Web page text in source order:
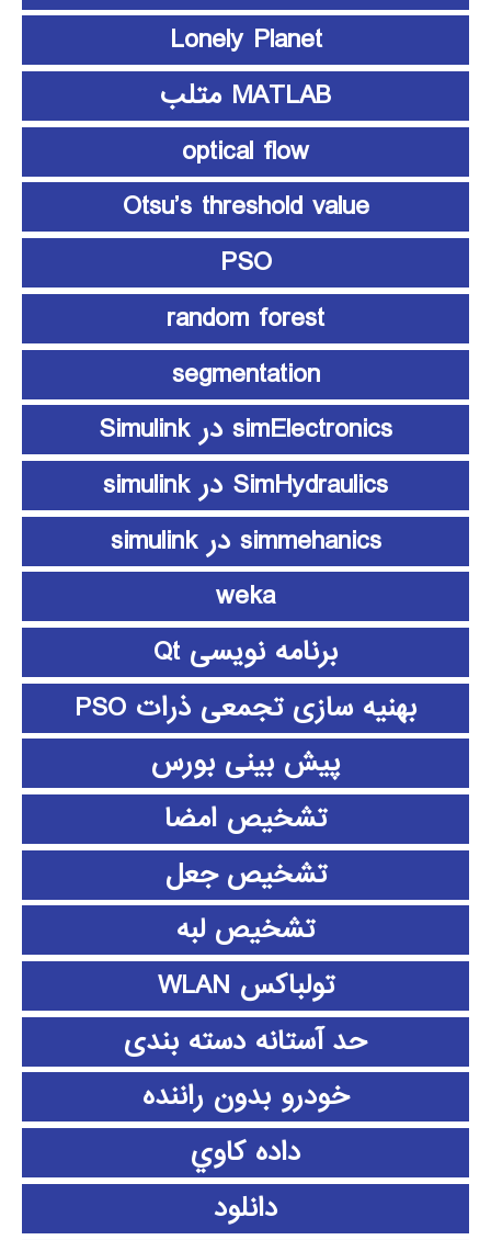
Lonely Planet
MATLAB متلب
optical flow
Otsu’s threshold value
PSO
random forest
segmentation
simElectronics در Simulink
SimHydraulics در simulink
simmehanics در simulink
weka
برنامه نویسی Qt
بهنیه سازی تجمعی ذرات PSO
پیش بینی بورس
تشخیص امضا
تشخیص جعل
تشخیص لبه
تولباکس WLAN
حد آستانه دسته بندی
خودرو بدون راننده
داده كاوي
دانلود